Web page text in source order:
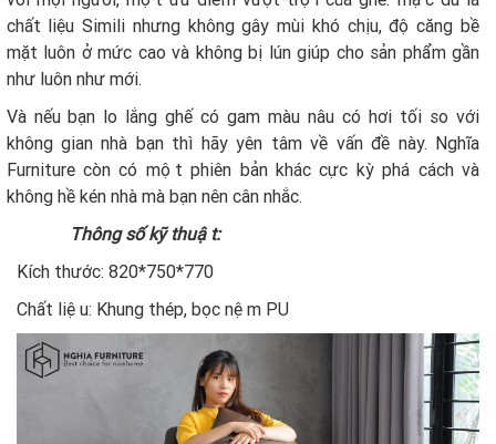
chất liệu Simili nhưng không gây mùi khó chịu, độ căng bề
mặt luôn ở mức cao và không bị lún giúp cho sản phẩm gần
như luôn như mới.
Và nếu bạn lo lắng ghế có gam màu nâu có hơi tối so với
không gian nhà bạn thì hãy yên tâm về vấn đề này. Nghĩa
Furniture còn có một phiên bản khác cực kỳ phá cách và
không hề kén nhà mà bạn nên cân nhắc.
Thông số kỹ thuật:
Kích thước: 820*750*770
Chất liệu: Khung thép, bọc nệm PU